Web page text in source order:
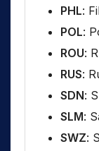
PHL:
POL:
ROU:
RUS:
SDN:
SLM:
SWZ: